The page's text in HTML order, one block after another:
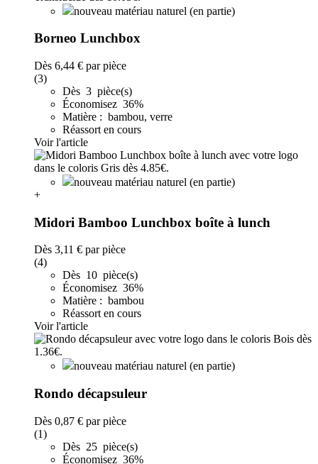
nouveau matériau naturel (en partie)
Borneo Lunchbox
Dès 6,44 € par pièce
(3)
Dès 3 pièce(s)
Économisez 36%
Matière : bambou, verre
Réassort en cours
Voir l'article
nouveau matériau naturel (en partie)
+
Midori Bamboo Lunchbox boîte à lunch
Dès 3,11 € par pièce
(4)
Dès 10 pièce(s)
Économisez 36%
Matière : bambou
Réassort en cours
Voir l'article
nouveau matériau naturel (en partie)
Rondo décapsuleur
Dès 0,87 € par pièce
(1)
Dès 25 pièce(s)
Économisez 36%